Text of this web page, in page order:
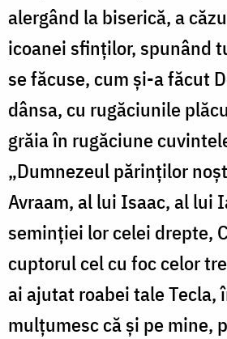
alergând la biserică, a
icoanei sfinților, spunând
se făcuse, cum și-a făcut
dânsa, cu rugăciunile
grăia în rugăciune
„Dumnezeul părinților
Avraam, al lui Isaac, al lui
seminției lor celei drepte,
cuptorul cel cu foc celor
ai ajutat roabei tale
mulțumesc că și pe mine,